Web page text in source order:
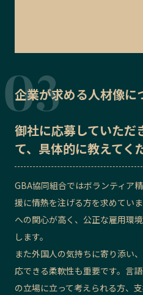
企業が求める人材像に
御社に応募していただ
て、具体的に教えてく
GBA協同組合ではボランティア
援に情熱を注げる方を求めてい
への関心が高く、公正な雇用環
します。
また外国人の気持ちに寄り添い
応できる柔軟性も重要です。言
の立場に立って考えられる方、